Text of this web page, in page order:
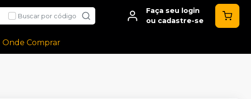
Buscar por código
Faça seu login
ou cadastre-se
Onde Comprar